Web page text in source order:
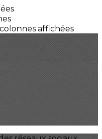
affichées